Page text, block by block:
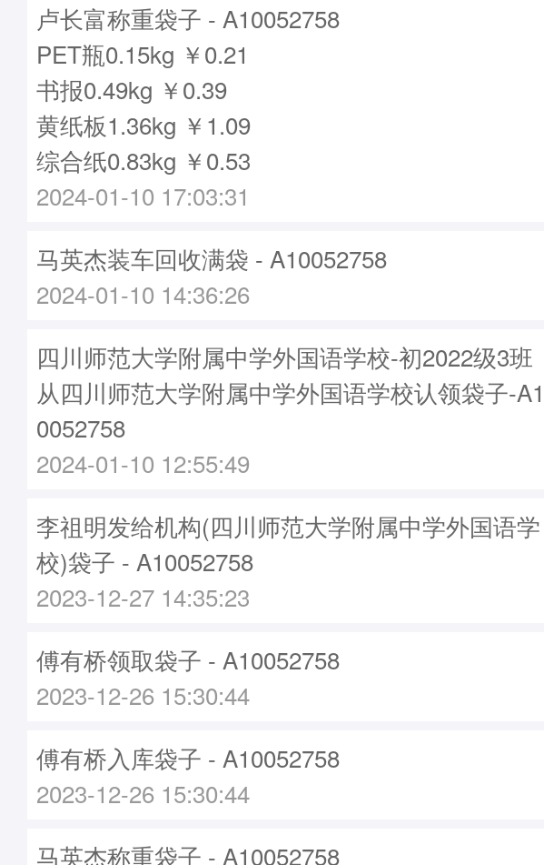
卢长富称重袋子 - A10052758
PET瓶0.15kg ￥0.21
书报0.49kg ￥0.39
黄纸板1.36kg ￥1.09
综合纸0.83kg ￥0.53
2024-01-10 17:03:31
马英杰装车回收满袋 - A10052758
2024-01-10 14:36:26
四川师范大学附属中学外国语学校-初2022级3班
从四川师范大学附属中学外国语学校认领袋子-A1
0052758
2024-01-10 12:55:49
李祖明发给机构(四川师范大学附属中学外国语学
校)袋子 - A10052758
2023-12-27 14:35:23
傅有桥领取袋子 - A10052758
2023-12-26 15:30:44
傅有桥入库袋子 - A10052758
2023-12-26 15:30:44
马英杰称重袋子 - A10052758